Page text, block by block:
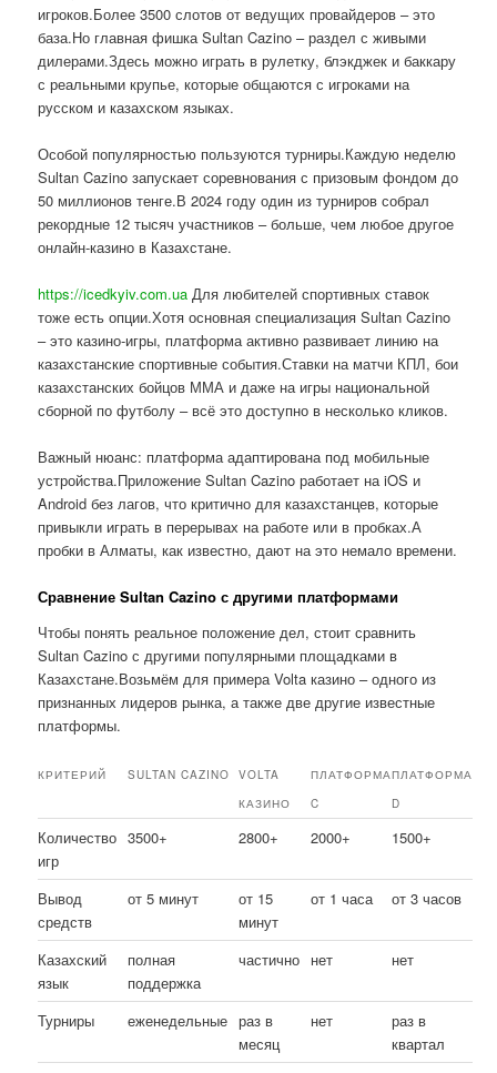
игроков.Более 3500 слотов от ведущих провайдеров – это
база.Но главная фишка Sultan Cazino – раздел с живыми
дилерами.Здесь можно играть в рулетку, блэкджек и баккару
с реальными крупье, которые общаются с игроками на
русском и казахском языках.
Особой популярностью пользуются турниры.Каждую неделю
Sultan Cazino запускает соревнования с призовым фондом до
50 миллионов тенге.В 2024 году один из турниров собрал
рекордные 12 тысяч участников – больше, чем любое другое
онлайн-казино в Казахстане.
https://icedkyiv.com.ua Для любителей спортивных ставок
тоже есть опции.Хотя основная специализация Sultan Cazino
– это казино-игры, платформа активно развивает линию на
казахстанские спортивные события.Ставки на матчи КПЛ, бои
казахстанских бойцов ММА и даже на игры национальной
сборной по футболу – всё это доступно в несколько кликов.
Важный нюанс: платформа адаптирована под мобильные
устройства.Приложение Sultan Cazino работает на iOS и
Android без лагов, что критично для казахстанцев, которые
привыкли играть в перерывах на работе или в пробках.А
пробки в Алматы, как известно, дают на это немало времени.
Сравнение Sultan Cazino с другими платформами
Чтобы понять реальное положение дел, стоит сравнить
Sultan Cazino с другими популярными площадками в
Казахстане.Возьмём для примера Volta казино – одного из
признанных лидеров рынка, а также две другие известные
платформы.
КРИТЕРИЙ SULTAN CAZINO
VOLTA
КАЗИНО
ПЛАТФОРМА
C
ПЛАТФОРМА
D
Количество
игр
3500+ 2800+ 2000+ 1500+
Вывод
средств
от 5 минут
от 15
минут
от 1 часа от 3 часов
Казахский
язык
полная
поддержка
частично нет нет
Турниры еженедельные раз в
месяц
нет
раз в
квартал